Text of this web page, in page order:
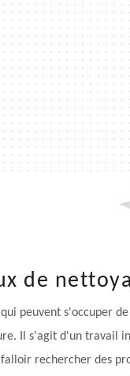
de
peuvent s'occuper
Il s'agit d'un travail
rechercher des